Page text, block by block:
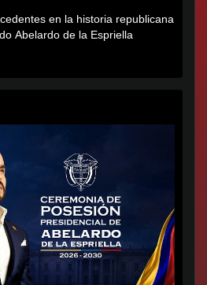
en la historia republicana
Abelardo de la Espriella